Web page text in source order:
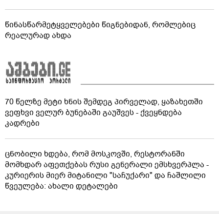
წინასწარმეტყველებები წიგნებიდან, რომლებიც
რეალურად ახდა
70 წელზე მეტი ხნის შემდეგ პირველად, ყაზახეთში
ვეფხვი ველურ ბუნებაში გაუშვეს - ქვეყნდება
კადრები
ცნობილი ხდება, რომ მოსკოვში, რესტორანში
მომხდარ აფეთქებას რუსი გენერალი ემსხვერპლა -
კურიერის მიერ მიტანილი "საჩუქარი" და ჩაშლილი
წვეულება: ახალი დეტალები